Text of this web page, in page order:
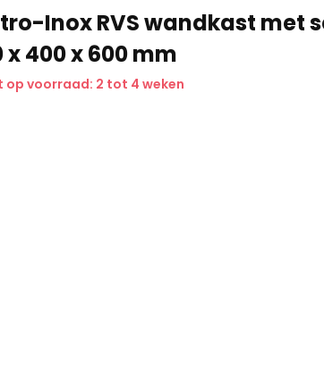
Inox RVS wandkast met
x 400 x 600 mm
op voorraad: 2 tot 4 weken